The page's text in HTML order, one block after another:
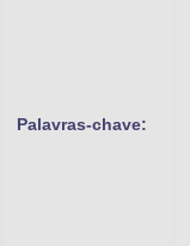
Palavras-chave: